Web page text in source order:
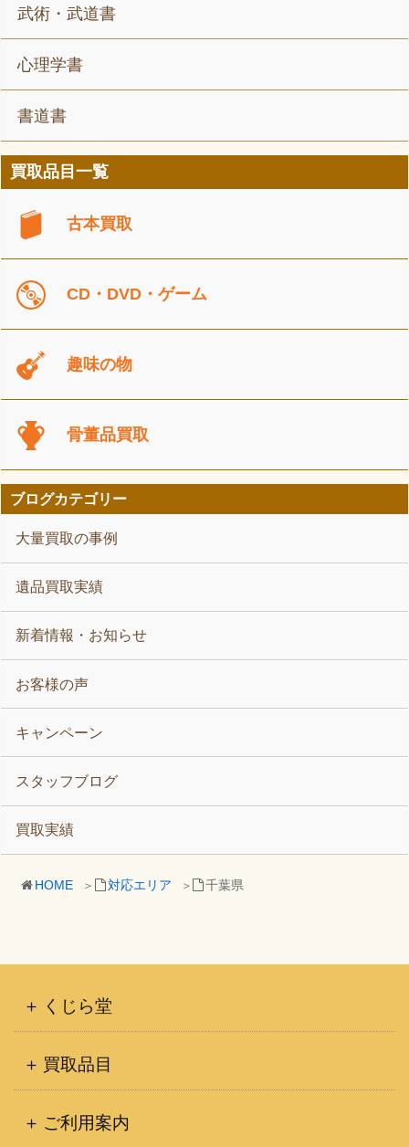
HOME 対応エリア 千葉県
武術・武道書
心理学書
書道書
買取品目一覧
古本買取
CD・DVD・ゲーム
趣味の物
骨董品買取
ブログカテゴリー
大量買取の事例
遺品買取実績
新着情報・お知らせ
お客様の声
キャンペーン
スタッフブログ
買取実績
くじら堂
買取品目
ご利用案内